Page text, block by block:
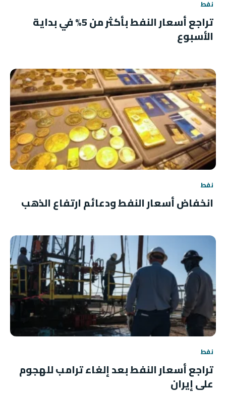
نفط
تراجع أسعار النفط بأكثر من 5% في بداية
الأسبوع
نفط
انخفاض أسعار النفط ودعائم ارتفاع الذهب
نفط
تراجع أسعار النفط بعد إلغاء ترامب للهجوم
على إيران